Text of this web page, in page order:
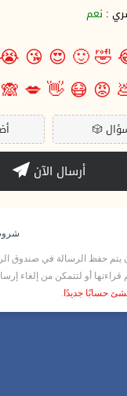
: نعم
🤣
🙂
😍
😘
😭
😡
😷
👋
💋
🙈
🎲
أرسال الآن
حفظ الرسالة في صندوق
قراءتها أو لتتمكن من إلغاء
حسابًا جديدًا .